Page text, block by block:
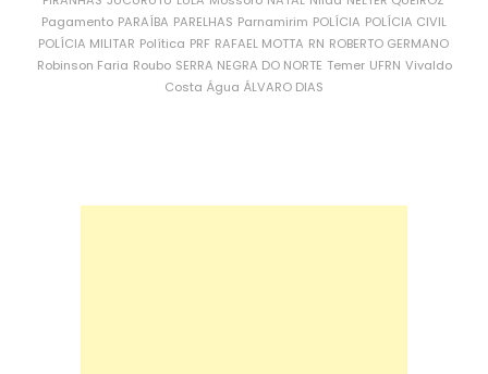
Pagamento PARAÍBA PARELHAS Parnamirim POLÍCIA POLÍCIA CIVIL
POLÍCIA MILITAR Política PRF RAFAEL MOTTA RN ROBERTO GERMANO
Robinson Faria Roubo SERRA NEGRA DO NORTE Temer UFRN Vivaldo
Costa Água ÁLVARO DIAS